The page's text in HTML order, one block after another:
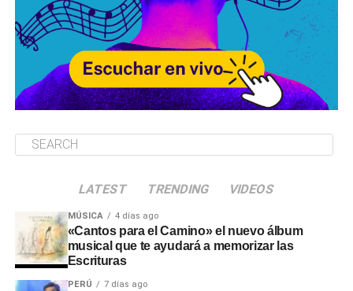
LATEST TRENDING VIDEOS
MÚSICA 4 días ago
«Cantos para el Camino» el nuevo álbum
musical que te ayudará a memorizar las
Escrituras
PERÚ 7 días ago